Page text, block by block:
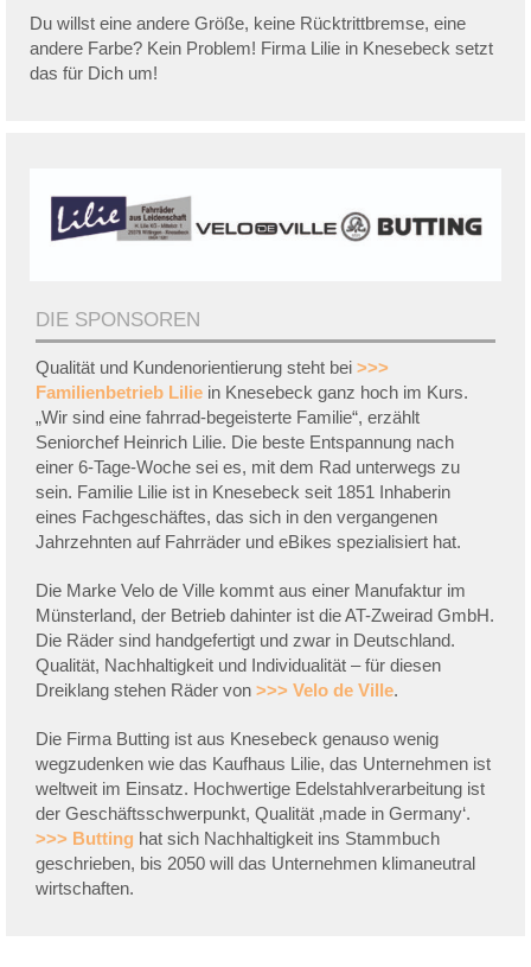
Du willst eine andere Größe, keine Rücktrittbremse, eine
andere Farbe? Kein Problem! Firma Lilie in Knesebeck setzt
das für Dich um!
DIE SPONSOREN
Qualität und Kundenorientierung steht bei >>>
Familienbetrieb Lilie in Knesebeck ganz hoch im Kurs.
„Wir sind eine fahrrad-begeisterte Familie“, erzählt
Seniorchef Heinrich Lilie. Die beste Entspannung nach
einer 6-Tage-Woche sei es, mit dem Rad unterwegs zu
sein. Familie Lilie ist in Knesebeck seit 1851 Inhaberin
eines Fachgeschäftes, das sich in den vergangenen
Jahrzehnten auf Fahrräder und eBikes spezialisiert hat.
Die Marke Velo de Ville kommt aus einer Manufaktur im
Münsterland, der Betrieb dahinter ist die AT-Zweirad GmbH.
Die Räder sind handgefertigt und zwar in Deutschland.
Qualität, Nachhaltigkeit und Individualität – für diesen
Dreiklang stehen Räder von >>> Velo de Ville.
Die Firma Butting ist aus Knesebeck genauso wenig
wegzudenken wie das Kaufhaus Lilie, das Unternehmen ist
weltweit im Einsatz. Hochwertige Edelstahlverarbeitung ist
der Geschäftsschwerpunkt, Qualität ‚made in Germany‘.
>>> Butting hat sich Nachhaltigkeit ins Stammbuch
geschrieben, bis 2050 will das Unternehmen klimaneutral
wirtschaften.